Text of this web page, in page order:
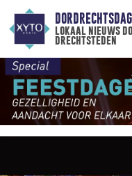
lokaal nieuws
drechtsteden